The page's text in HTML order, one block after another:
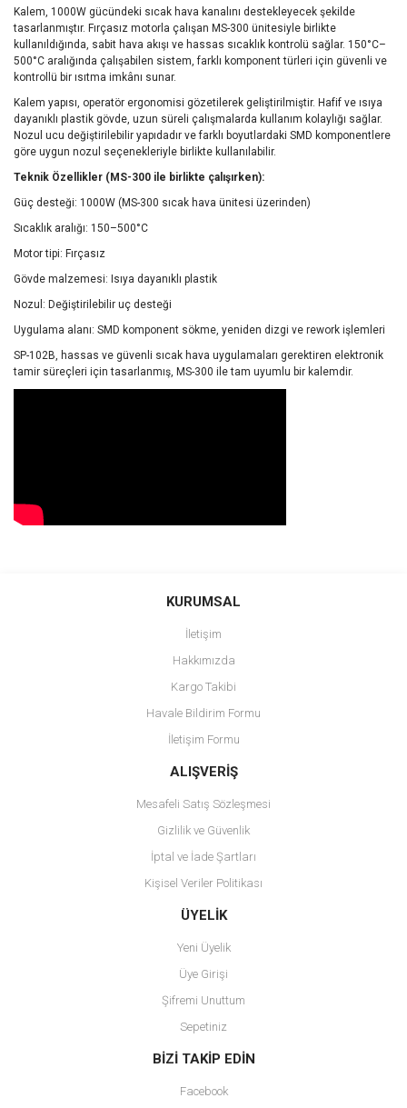
Kalem, 1000W gücündeki sıcak hava kanalını destekleyecek şekilde
tasarlanmıştır. Fırçasız motorla çalışan MS-300 ünitesiyle birlikte
kullanıldığında, sabit hava akışı ve hassas sıcaklık kontrolü sağlar. 150°C–
500°C aralığında çalışabilen sistem, farklı komponent türleri için güvenli ve
kontrollü bir ısıtma imkânı sunar.
Kalem yapısı, operatör ergonomisi gözetilerek geliştirilmiştir. Hafif ve ısıya
dayanıklı plastik gövde, uzun süreli çalışmalarda kullanım kolaylığı sağlar.
Nozul ucu değiştirilebilir yapıdadır ve farklı boyutlardaki SMD komponentlere
göre uygun nozul seçenekleriyle birlikte kullanılabilir.
Teknik Özellikler (MS-300 ile birlikte çalışırken):
Güç desteği: 1000W (MS-300 sıcak hava ünitesi üzerinden)
Sıcaklık aralığı: 150–500°C
Motor tipi: Fırçasız
Gövde malzemesi: Isıya dayanıklı plastik
Nozul: Değiştirilebilir uç desteği
Uygulama alanı: SMD komponent sökme, yeniden dizgi ve rework işlemleri
SP-102B, hassas ve güvenli sıcak hava uygulamaları gerektiren elektronik
tamir süreçleri için tasarlanmış, MS-300 ile tam uyumlu bir kalemdir.
Bu ürüne ilk yorumu siz yapın!
Ürün resmi kalitesiz, bozuk veya görüntülenemiyor.
Ürün açıklamasında eksik bilgiler bulunuyor.
Ürün bilgilerinde hatalar bulunuyor.
Ürün fiyatı diğer sitelerden daha pahalı.
Bu ürüne benzer farklı alternatifler olmalı.
Gönder
KURUMSAL
İletişim
Hakkımızda
Kargo Takibi
Havale Bildirim Formu
İletişim Formu
ALIŞVERİŞ
Mesafeli Satış Sözleşmesi
Gizlilik ve Güvenlik
İptal ve İade Şartları
Kişisel Veriler Politikası
ÜYELİK
Yeni Üyelik
Üye Girişi
Şifremi Unuttum
Sepetiniz
BİZİ TAKİP EDİN
Facebook